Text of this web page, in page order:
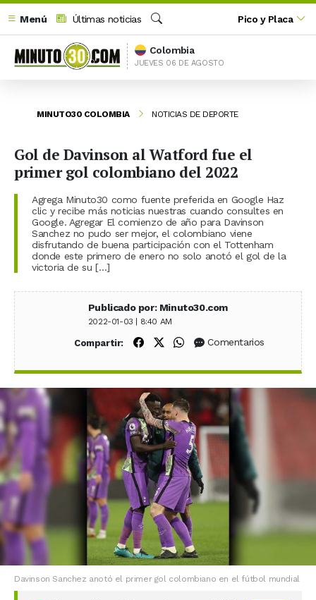
Menú
Últimas noticias
Buscar
Pico y Placa
Colombia
JUEVES 06 DE AGOSTO
MINUTO30 COLOMBIA NOTICIAS DE DEPORTE
Gol de Davinson al Watford fue el
primer gol colombiano del 2022
Agrega Minuto30 como fuente preferida en Google Haz
clic y recibe más noticias nuestras cuando consultes en
Google. Agregar El comienzo de año para Davinson
Sanchez no pudo ser mejor, el colombiano viene
disfrutando de buena participación con el Tottenham
donde este primero de enero no solo anotó el gol de la
victoria de su […]
Publicado por: Minuto30.com
2022-01-03 | 8:40 AM
Compartir: Compartir en Facebook
Compartir en X (Twitter)
Compartir en WhatsApp
Comentarios
Davinson Sanchez anotó el primer gol colombiano en el fútbol mundial